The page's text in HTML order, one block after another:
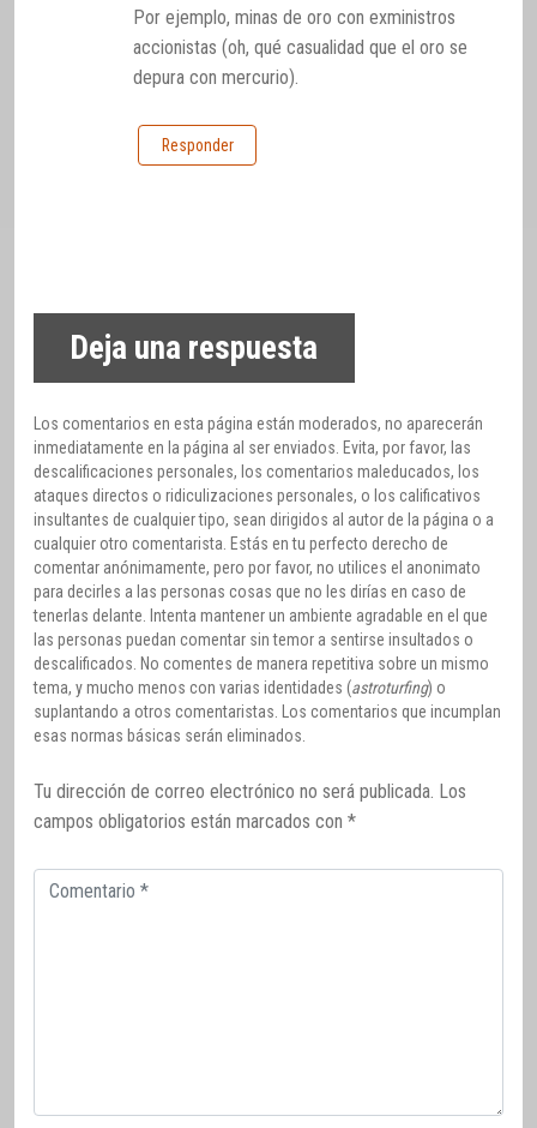
Por ejemplo, minas de oro con exministros
accionistas (oh, qué casualidad que el oro se
depura con mercurio).
Responder
Deja una respuesta
Los comentarios en esta página están moderados, no aparecerán
inmediatamente en la página al ser enviados. Evita, por favor, las
descalificaciones personales, los comentarios maleducados, los
ataques directos o ridiculizaciones personales, o los calificativos
insultantes de cualquier tipo, sean dirigidos al autor de la página o a
cualquier otro comentarista. Estás en tu perfecto derecho de
comentar anónimamente, pero por favor, no utilices el anonimato
para decirles a las personas cosas que no les dirías en caso de
tenerlas delante. Intenta mantener un ambiente agradable en el que
las personas puedan comentar sin temor a sentirse insultados o
descalificados. No comentes de manera repetitiva sobre un mismo
tema, y mucho menos con varias identidades (astroturfing) o
suplantando a otros comentaristas. Los comentarios que incumplan
esas normas básicas serán eliminados.
Tu dirección de correo electrónico no será publicada. Los
campos obligatorios están marcados con *
Comentario